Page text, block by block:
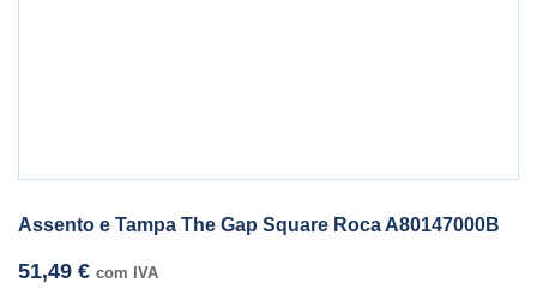
Assento e Tampa The Gap Square Roca A80147000B
51,49 € com IVA